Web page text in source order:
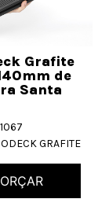
Grafite
de
Santa
GRAFITE
ORÇAR